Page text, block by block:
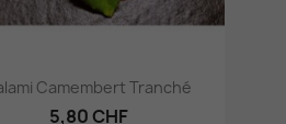
Aperçu rapide
Camembert Tranché
5,80 CHF